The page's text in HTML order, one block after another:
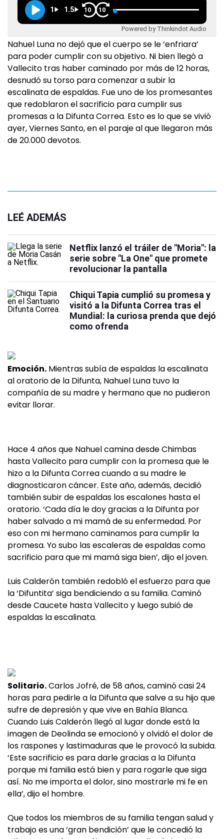
1 1.5 10 10
Powered by Thinkindot Audio
Nahuel Luna no dejó que el cuerpo se le ‘enfriara’
para poder cumplir con su objetivo. Ni bien llegó a
Vallecito tras haber caminado por más de 12 horas,
desnudó su torso para comenzar a subir la
escalinata de espaldas. Fue uno de los promesantes
que redoblaron el sacrificio para cumplir sus
promesas a la Difunta Correa. Esto es lo que se vivió
ayer, Viernes Santo, en el paraje al que llegaron más
de 20.000 devotos.
LEÉ ADEMÁS
Netflix lanzó el tráiler de "Moria": la
serie sobre "La One" que promete
revolucionar la pantalla
Chiqui Tapia cumplió su promesa y
visitó a la Difunta Correa tras el
Mundial: la curiosa prenda que dejó
como ofrenda
Emoción. Mientras subía de espaldas la escalinata
al oratorio de la Difunta, Nahuel Luna tuvo la
compañía de su madre y hermano que no pudieron
evitar llorar.
Hace 4 años que Nahuel camina desde Chimbas
hasta Vallecito para cumplir con la promesa que le
hizo a la Difunta Correa cuando a su madre le
diagnosticaron cáncer. Este año, además, decidió
también subir de espaldas los escalones hasta el
oratorio. ‘Cada día le doy gracias a la Difunta por
haber salvado a mi mamá de su enfermedad. Por
eso con mi hermano caminamos para cumplir la
promesa. Yo subo las escaleras de espaldas como
sacrificio para que mi mamá siga bien’, dijo el joven.
Luis Calderón también redobló el esfuerzo para que
la ‘Difuntita’ siga bendiciendo a su familia. Caminó
desde Caucete hasta Vallecito y luego subió de
espaldas la escalinata.
Solitario.Carlos Jofré, de 58 años, caminó casi 24
horas para pedirle a la Difunta que salve a su hijo que
sufre de depresión y que vive en Bahía Blanca.
Cuando Luis Calderón llegó al lugar donde está la
imagen de Deolinda se emocionó y olvidó el dolor de
los raspones y lastimaduras que le provocó la subida.
‘Este sacrificio es para darle gracias a la Difunta
porque mi familia está bien y para rogarle que siga
así. No me importa el dolor, sino mostrarle mi fe en
ella’, dijo el hombre.
Que todos los miembros de su familia tengan salud y
trabajo es una ‘gran bendición’ que le concedió la